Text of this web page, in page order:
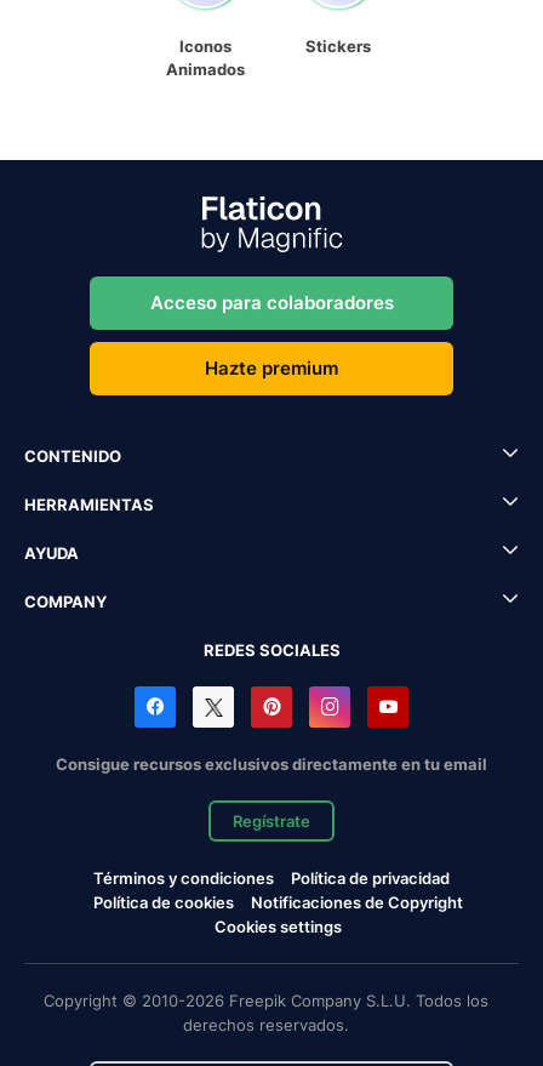
Iconos
Animados
Stickers
Acceso para colaboradores
Hazte premium
CONTENIDO
HERRAMIENTAS
AYUDA
COMPANY
REDES SOCIALES
Consigue recursos exclusivos directamente en tu email
Regístrate
Términos y condiciones
Política de privacidad
Política de cookies
Notificaciones de Copyright
Cookies settings
Copyright © 2010-2026 Freepik Company S.L.U. Todos los
derechos reservados.